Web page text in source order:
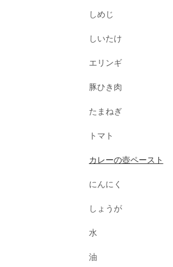
しめじ
しいたけ
エリンギ
豚ひき肉
たまねぎ
トマト
カレーの壺ペースト
にんにく
しょうが
水
油